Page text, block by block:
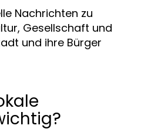
Nachrichten zu
Gesellschaft und
und ihre Bürger